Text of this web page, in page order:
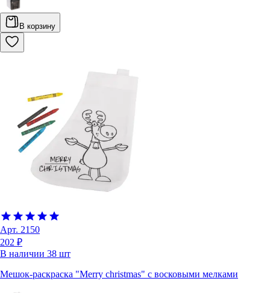
В корзину
Арт. 2150
202 ₽
В наличии 38 шт
Мешок-раскраска "Merry christmas" с восковыми мелками